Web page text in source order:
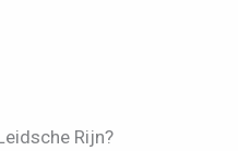
Rijn?